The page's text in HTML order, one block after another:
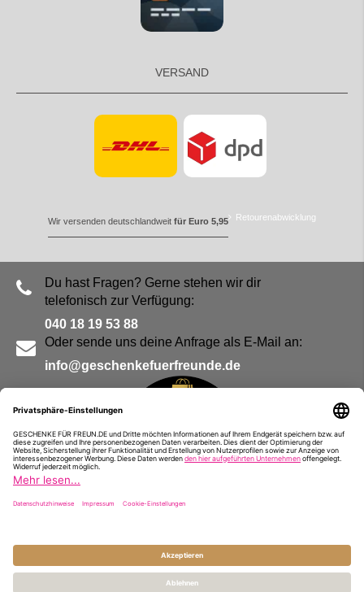
VERSAND
Wir versenden deutschlandweit für Euro 5,95 Retourenabwicklung
Du hast Fragen? Gerne stehen wir dir
telefonisch zur Verfügung:
040 18 19 53 88
Oder sende uns deine Anfrage als E-Mail an:
info@geschenkefuerfreunde.de
Impressum